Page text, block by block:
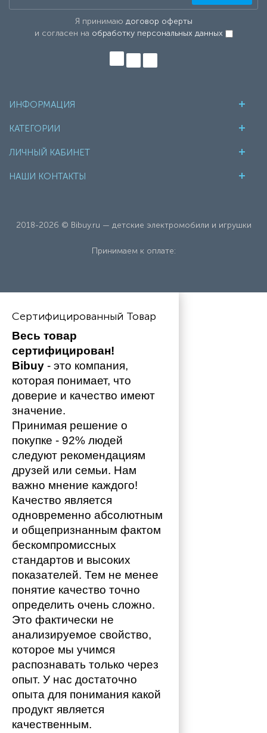
Я принимаю договор оферты
и согласен на обработку персональных данных
ИНФОРМАЦИЯ
КАТЕГОРИИ
ЛИЧНЫЙ КАБИНЕТ
НАШИ КОНТАКТЫ
2018-2026 © Bibuy.ru — детские электромобили и игрушки
Принимаем к оплате:
Сертифицированный Товар
Весь товар
сертифицирован!
Bibuy - это компания,
которая понимает, что
доверие и качество имеют
значение.
Принимая решение о
покупке - 92% людей
следуют рекомендациям
друзей или семьи. Нам
важно мнение каждого!
Качество является
одновременно абсолютным
и общепризнанным фактом
бескомпромиссных
стандартов и высоких
показателей. Тем не менее
понятие качество точно
определить очень сложно.
Это фактически не
анализируемое свойство,
которое мы учимся
распознавать только через
опыт. У нас достаточно
опыта для понимания какой
продукт является
качественным.